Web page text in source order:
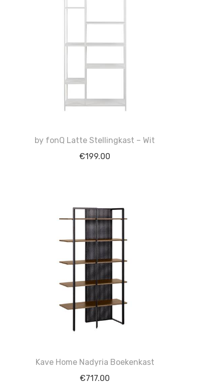
by fonQ Latte Stellingkast – Wit
€199.00
Kave Home Nadyria Boekenkast
€717.00